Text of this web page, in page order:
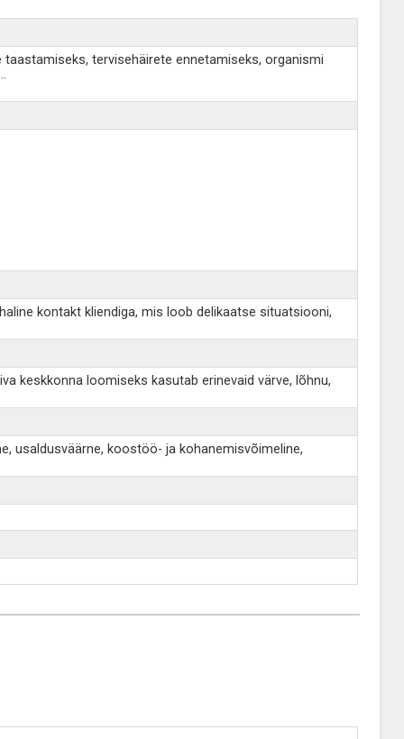
tervisehäirete ennetamiseks, organismi
kontakt kliendiga, mis loob delikaatse situatsiooni,
keskkonna loomiseks kasutab erinevaid värve, lõhnu,
usaldusväärne, koostöö- ja kohanemisvõimeline,